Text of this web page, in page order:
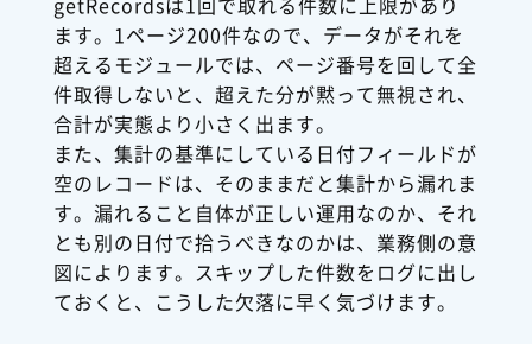
ます。1ページ200件なので、データがそれを
超えるモジュールでは、ページ番号を回して全
件取得しないと、超えた分が黙って無視され、
合計が実態より小さく出ます。
また、集計の基準にしている日付フィールドが
空のレコードは、そのままだと集計から漏れま
す。漏れること自体が正しい運用なのか、それ
とも別の日付で拾うべきなのかは、業務側の意
図によります。スキップした件数をログに出し
ておくと、こうした欠落に早く気づけます。